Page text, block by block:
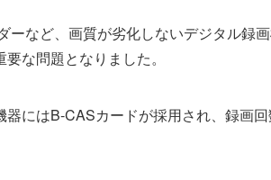
ーなど、画質が劣化しないデジタル録
な問題となりました。
にはB-CASカードが採用され、録画回